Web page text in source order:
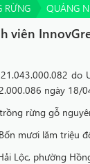
RỪNG QUẢNG
viên
do
ngày 18/
rừng gỗ
mươi lăm triệu
Lộc, phường